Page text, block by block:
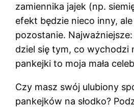
zamiennika jajek (np.
efekt będzie nieco inny,
pozostanie.
dziel się tym, co wychodzi
pankejki to moja mała
Czy masz swój ulubiony
pankejków na słodko?